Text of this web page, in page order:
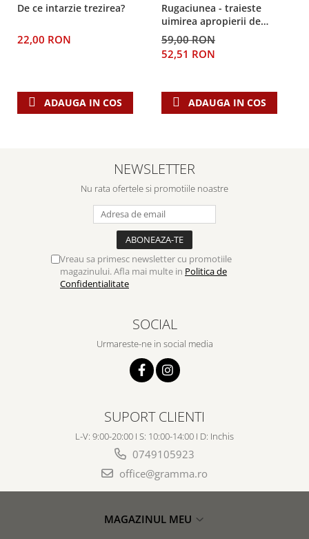
De ce intarzie trezirea?
22,00 RON
ADAUGA IN COS
Rugaciunea - traieste
uimirea apropierii de
Dumnezeu
59,00 RON
52,51 RON
ADAUGA IN COS
NEWSLETTER
Nu rata ofertele si promotiile noastre
Vreau sa primesc newsletter cu promotiile
magazinului. Afla mai multe in Politica de
Confidentialitate
SOCIAL
Urmareste-ne in social media
SUPORT CLIENTI
L-V: 9:00-20:00 I S: 10:00-14:00 I D: Inchis
0749105923
office@gramma.ro
MAGAZINUL MEU